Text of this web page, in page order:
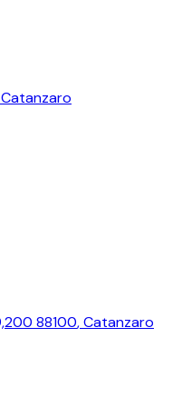
Catanzaro
88100,Catanzaro